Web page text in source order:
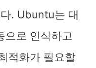
. Ubuntu는 대
으로 인식하고
적화가 필요할